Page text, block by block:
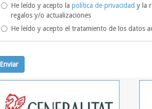
He leído y acepto la política de privacidad y la
regalos y/o actualizaciones
He leído y acepto el tratamiento de los datos
Enviar